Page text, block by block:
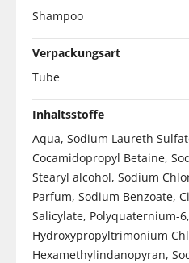
Shampoo
Verpackungsart
Tube
Inhaltsstoffe
Aqua, Sodium Laureth
Cocamidopropyl Betaine,
Stearyl alcohol, Sodium
Parfum, Sodium Benzoate,
Salicylate, Polyquaternium-
Hydroxypropyltrimonium
Hexamethylindanopyran,